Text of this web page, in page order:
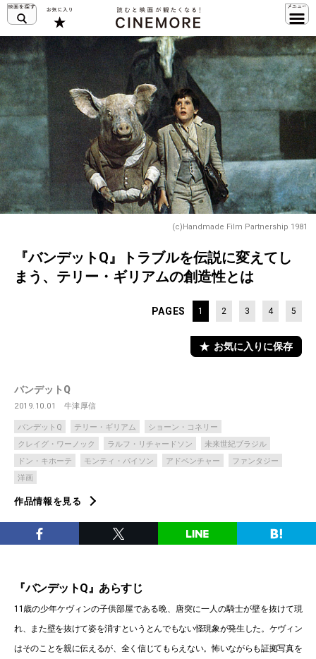
(c)Handmade Film Partnership 1981
『バンデットQ』トラブルを伝説に変えてし
まう、テリー・ギリアムの創造性とは
PAGES 1 2 3 4 5
お気に入りに保存
バンデットQ
2019.10.01 牛津厚信
バンデットQ テリー・ギリアム
ショーン・コネリー
クレイグ・ワーノック
ラルフ・リチャードソン
未来世紀ブラジル
ドン・キホーテ
モンティ・パイソン アドベンチャー
ファンタジー
洋画
作品情報を見る
『バンデットQ』あらすじ
11歳の少年ケヴィンの子供部屋である晩、唐突に一人の騎士が壁を抜けて現
れ、また壁を抜けて姿を消すというとんでもない怪現象が発生した。ケヴィン
はそのことを親に伝えるが、全く信じてもらえない。怖いながらも証拠写真を